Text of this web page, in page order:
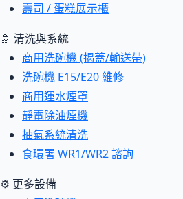
壽司 / 蛋糕展示櫃
🚿 清洗與系統
商用洗碗機 (揭蓋/輸送帶)
洗碗機 E15/E20 維修
商用運水煙罩
靜電除油煙機
抽氣系統清洗
食環署 WR1/WR2 諮詢
⚙ 更多設備